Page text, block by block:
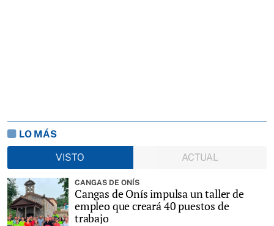
LO MÁS
VISTO
ACTUAL
CANGAS DE ONÍS
Cangas de Onís impulsa un taller de
empleo que creará 40 puestos de
trabajo